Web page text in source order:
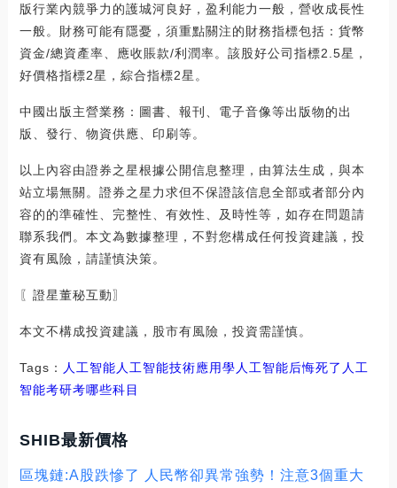
版行業內競爭力的護城河良好，盈利能力一般，營收成長性
一般。財務可能有隱憂，須重點關注的財務指標包括：貨幣
資金/總資產率、應收賬款/利潤率。該股好公司指標2.5星，
好價格指標2星，綜合指標2星。
中國出版主營業務：圖書、報刊、電子音像等出版物的出
版、發行、物資供應、印刷等。
以上內容由證券之星根據公開信息整理，由算法生成，與本
站立場無關。證券之星力求但不保證該信息全部或者部分內
容的的準確性、完整性、有效性、及時性等，如存在問題請
聯系我們。本文為數據整理，不對您構成任何投資建議，投
資有風險，請謹慎決策。
〖證星董秘互動〗
本文不構成投資建議，股市有風險，投資需謹慎。
Tags： 人工智能人工智能技術應用學人工智能后悔死了 人工
智能考研考哪些科目
SHIB最新價格
區塊鏈:A股跌慘了 人民幣卻異常強勢！注意3個重大